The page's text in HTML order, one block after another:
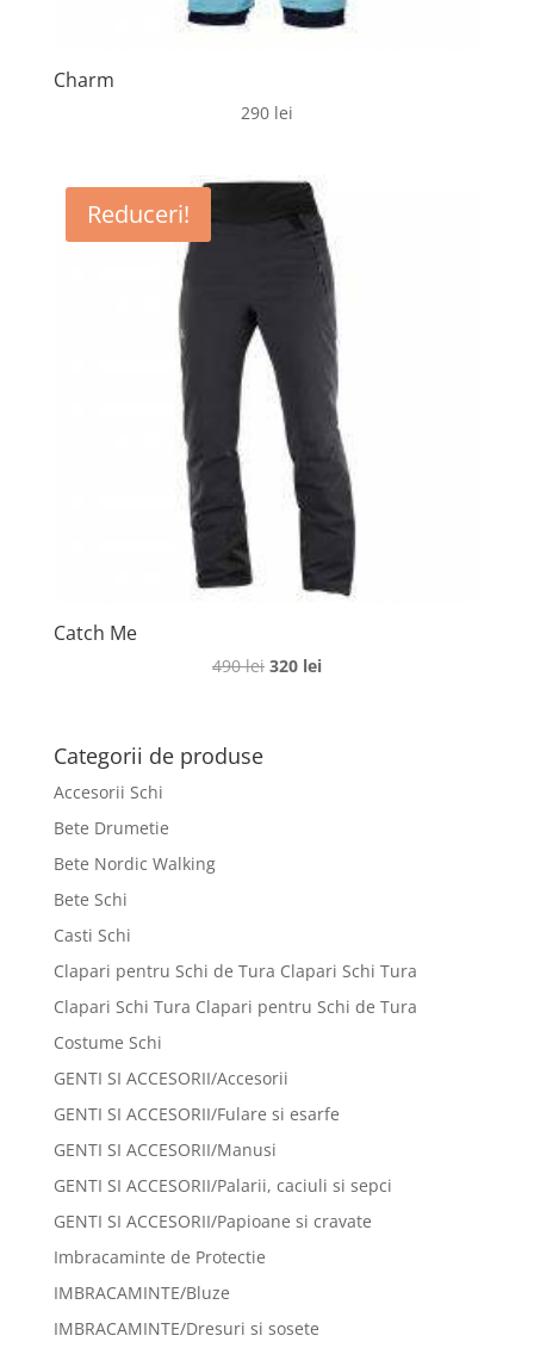
Charm
290 lei
Reduceri!
Catch Me
490lei Prețul
320 leiPrețul
Categorii de produse
Accesorii Schi
Bete Drumetie
Bete Nordic Walking
Bete Schi
Casti Schi
Clapari pentru Schi de Tura Clapari Schi Tura
Clapari Schi Tura Clapari pentru Schi de Tura
Costume Schi
GENTI SI ACCESORII/Accesorii
GENTI SI ACCESORII/Fulare si esarfe
GENTI SI ACCESORII/Manusi
GENTI SI ACCESORII/Palarii, caciuli si sepci
GENTI SI ACCESORII/Papioane si cravate
Imbracaminte de Protectie
IMBRACAMINTE/Bluze
IMBRACAMINTE/Dresuri si sosete